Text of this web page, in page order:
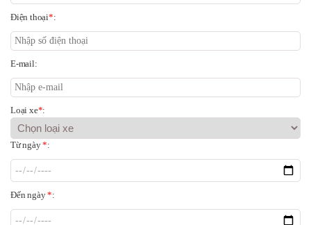
Điện thoại*:
E-mail:
Loại xe*:
Từ ngày*:
Đến ngày*: